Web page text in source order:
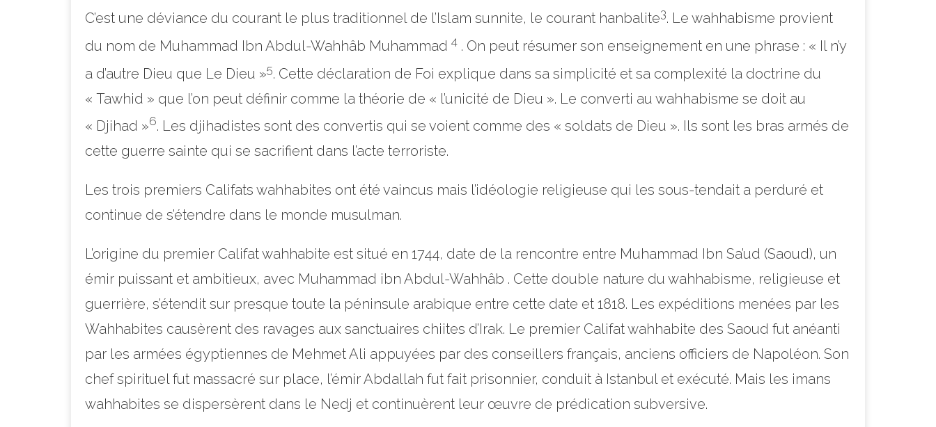
C’est une déviance du courant le plus traditionnel de l’Islam sunnite, le courant hanbalite3. Le wahhabisme provient
du nom de Muhammad Ibn Abdul-Wahhâb Muhammad 4 . On peut résumer son enseignement en une phrase : « Il n’y
a d’autre Dieu que Le Dieu »5. Cette déclaration de Foi explique dans sa simplicité et sa complexité la doctrine du
« Tawhid » que l’on peut définir comme la théorie de « l’unicité de Dieu ». Le converti au wahhabisme se doit au
« Djihad »6. Les djihadistes sont des convertis qui se voient comme des « soldats de Dieu ». Ils sont les bras armés de
cette guerre sainte qui se sacrifient dans l’acte terroriste.
Les trois premiers Califats wahhabites ont été vaincus mais l’idéologie religieuse qui les sous-tendait a perduré et
continue de s’étendre dans le monde musulman.
L’origine du premier Califat wahhabite est situé en 1744, date de la rencontre entre Muhammad Ibn Sa’ud (Saoud), un
émir puissant et ambitieux, avec Muhammad ibn Abdul-Wahhâb . Cette double nature du wahhabisme, religieuse et
guerrière, s’étendit sur presque toute la péninsule arabique entre cette date et 1818. Les expéditions menées par les
Wahhabites causèrent des ravages aux sanctuaires chiites d’Irak. Le premier Califat wahhabite des Saoud fut anéanti
par les armées égyptiennes de Mehmet Ali appuyées par des conseillers français, anciens officiers de Napoléon. Son
chef spirituel fut massacré sur place, l’émir Abdallah fut fait prisonnier, conduit à Istanbul et exécuté. Mais les imans
wahhabites se dispersèrent dans le Nedj et continuèrent leur œuvre de prédication subversive.